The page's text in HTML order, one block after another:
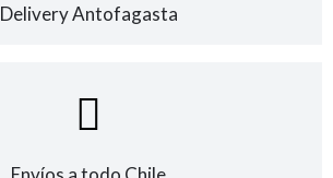
Delivery Antofagasta